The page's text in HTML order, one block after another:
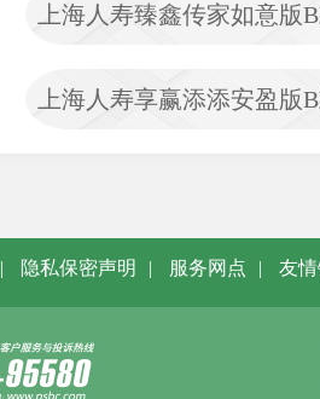
上海人寿臻鑫传家如意版
上海人寿享赢添添安盈版
| 隐私保密声明 | 服务网点 | 友